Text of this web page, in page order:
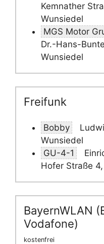
Kemnather
Wunsiedel
MGS Motor
Dr.-Hans-
Wunsiedel
Freifunk
Bobby
Wunsiedel
GU-4-1
Hofer Straße
BayernWLAN
Vodafone)
kostenfrei